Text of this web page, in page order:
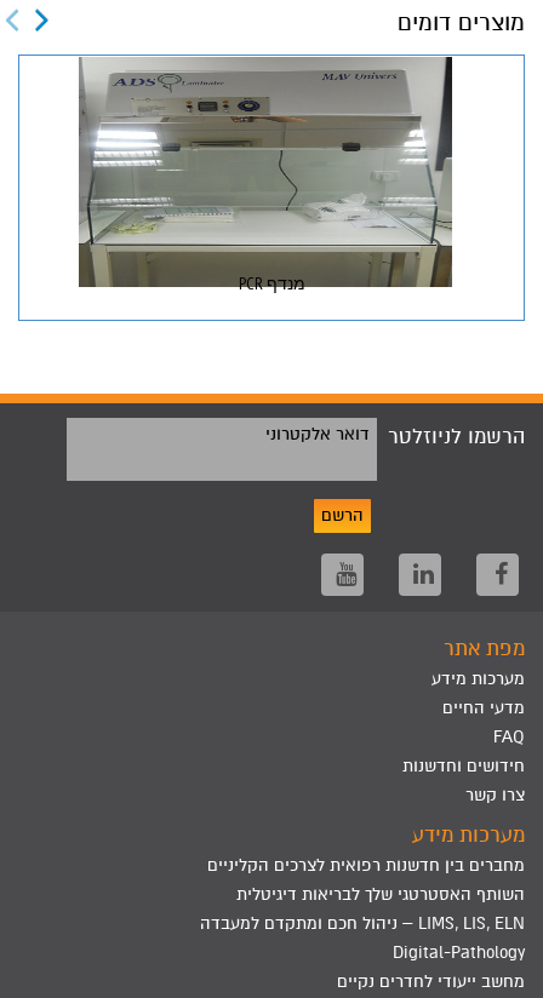
מוצרים דומים
מנדף PCR
הרשמו לניוזלטר דואר אלקטרוני
הרשם
מפת אתר
מערכות מידע
מדעי החיים
FAQ
חידושים וחדשנות
צרו קשר
מערכות מידע
מחברים בין חדשנות רפואית לצרכים הקליניים
השותף האסטרטגי שלך לבריאות דיגיטלית
LIMS, LIS, ELN – ניהול חכם ומתקדם למעבדה
Digital-Pathology
מחשב ייעודי לחדרים נקיים